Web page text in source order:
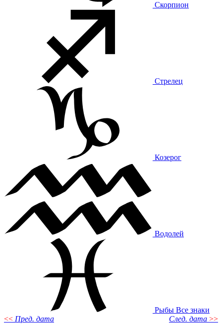
Скорпион
Стрелец
Козерог
Водолей
Рыбы Все знаки
<< Пред. дата След. дата >>